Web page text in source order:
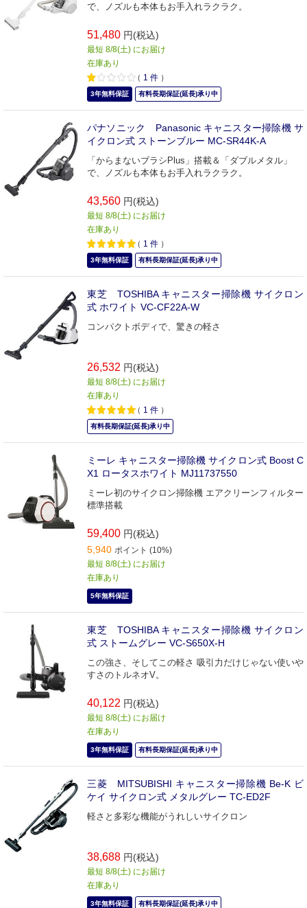
で、ノズルも本体もお手入れラクラク。
51,480 円(税込)
最短 8/8(土) にお届け
在庫あり
（ 1 件 ）
3年無料保証 有料長期保証(延長)承り中
パナソニック Panasonic キャニスター掃除機 サ
イクロン式 ストーンブルー MC-SR44K-A
「からまないブラシPlus」搭載＆「ダブルメタル」
で、ノズルも本体もお手入れラクラク。
43,560 円(税込)
最短 8/8(土) にお届け
在庫あり
（ 1 件 ）
3年無料保証 有料長期保証(延長)承り中
東芝 TOSHIBA キャニスター掃除機 サイクロン
式 ホワイト VC-CF22A-W
コンパクトボディで、驚きの軽さ
26,532 円(税込)
最短 8/8(土) にお届け
在庫あり
（ 1 件 ）
有料長期保証(延長)承り中
ミーレ キャニスター掃除機 サイクロン式 Boost C
X1 ロータスホワイト MJ11737550
ミーレ初のサイクロン掃除機 エアクリーンフィルター
標準搭載
59,400 円(税込)
5,940 ポイント (10%)
最短 8/8(土) にお届け
在庫あり
5年無料保証
東芝 TOSHIBA キャニスター掃除機 サイクロン
式 ストームグレー VC-S650X-H
この強さ、そしてこの軽さ 吸引力だけじゃない使いや
すさのトルネオV。
40,122 円(税込)
最短 8/8(土) にお届け
在庫あり
3年無料保証 有料長期保証(延長)承り中
三菱 MITSUBISHI キャニスター掃除機 Be-K ビ
ケイ サイクロン式 メタルグレー TC-ED2F
軽さと多彩な機能がうれしいサイクロン
38,688 円(税込)
最短 8/8(土) にお届け
在庫あり
3年無料保証 有料長期保証(延長)承り中